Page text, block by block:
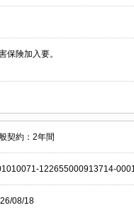
保険加入要。
契約：2年間
122655000913714-0001
08/18